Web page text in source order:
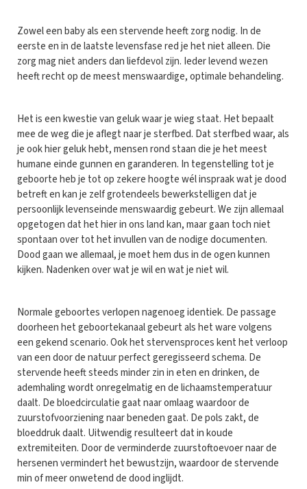
Zowel een baby als een stervende heeft zorg nodig. In de
eerste en in de laatste levensfase red je het niet alleen. Die
zorg mag niet anders dan liefdevol zijn. Ieder levend wezen
heeft recht op de meest menswaardige, optimale behandeling.
Het is een kwestie van geluk waar je wieg staat. Het bepaalt
mee de weg die je aflegt naar je sterfbed. Dat sterfbed waar, als
je ook hier geluk hebt, mensen rond staan die je het meest
humane einde gunnen en garanderen. In tegenstelling tot je
geboorte heb je tot op zekere hoogte wél inspraak wat je dood
betreft en kan je zelf grotendeels bewerkstelligen dat je
persoonlijk levenseinde menswaardig gebeurt. We zijn allemaal
opgetogen dat het hier in ons land kan, maar gaan toch niet
spontaan over tot het invullen van de nodige documenten.
Dood gaan we allemaal, je moet hem dus in de ogen kunnen
kijken. Nadenken over wat je wil en wat je niet wil.
Normale geboortes verlopen nagenoeg identiek. De passage
doorheen het geboortekanaal gebeurt als het ware volgens
een gekend scenario. Ook het stervensproces kent het verloop
van een door de natuur perfect geregisseerd schema. De
stervende heeft steeds minder zin in eten en drinken, de
ademhaling wordt onregelmatig en de lichaamstemperatuur
daalt. De bloedcirculatie gaat naar omlaag waardoor de
zuurstofvoorziening naar beneden gaat. De pols zakt, de
bloeddruk daalt. Uitwendig resulteert dat in koude
extremiteiten. Door de verminderde zuurstoftoevoer naar de
hersenen vermindert het bewustzijn, waardoor de stervende
min of meer onwetend de dood inglijdt.